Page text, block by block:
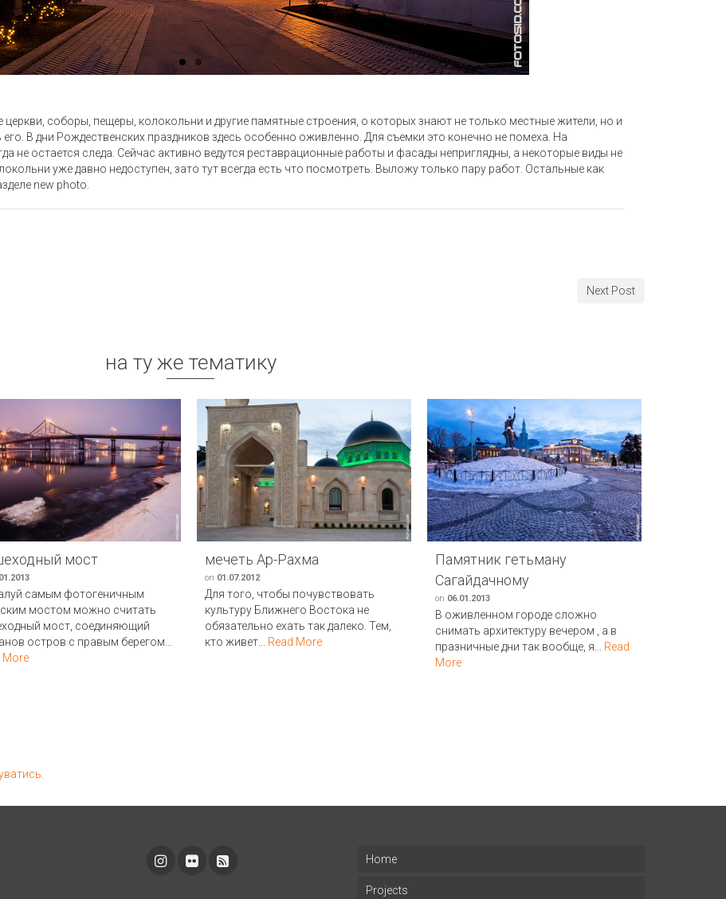
соборы, пещеры, колокольни и другие памятные строения, о которых знают не только местные жители, но и
В дни Рождественских праздников здесь особенно оживленно. Для съемки это конечно не помеха. На
не остается следа. Сейчас активно ведутся реставрационные работы и фасады неприглядны, а некоторые виды не
уже давно недоступен, зато тут всегда есть что посмотреть. Выложу только пару работ. Остальные как
new photo.
Next Post
на ту же тематику
мост
самым фотогеничным
мостом можно считать
мост, соединяющий
остров с правым берегом...
More
мечеть Ар-Рахма
on 01.07.2012
Для того, чтобы почувствовать
культуру Ближнего Востока не
обязательно ехать так далеко. Тем,
кто живет... Read More
Памятник гетьману
Сагайдачному
on 06.01.2013
В оживленном городе сложно
снимать архитектуру вечером , а в
празничные дни так вообще, я... Read
More
Home
Projects